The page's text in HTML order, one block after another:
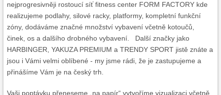
nejprogresivněji rostoucí síť fitness center FORM FACTORY kde
realizujeme podlahy, silové racky, platformy, kompletní funkční
zóny, dodáváme značné množství vybavení včetně kotoučů,
činek, os a dalšího drobného vybavení. Další značky jako
HARBINGER, YAKUZA PREMIUM a TRENDY SPORT jistě znáte a
jsou i Vámi velmi oblíbené - my jsme rádi, že je zastupujeme a
přinášíme Vám je na český trh.
Vaši poptávku přeneseme „na papír“ vytvoříme vizualizaci včetně